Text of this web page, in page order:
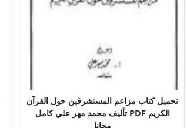
تحميل كتاب مزاعم المستشرقين حول القرآن
الكريم PDF تأليف محمد مهر علي كامل
مجانا